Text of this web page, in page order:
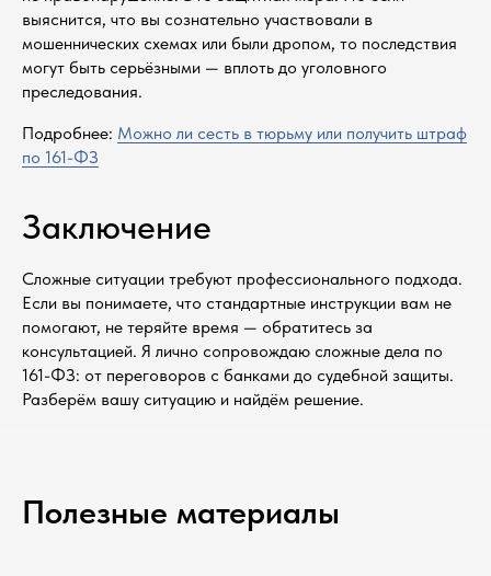
выяснится, что вы сознательно участвовали в
мошеннических схемах или были дропом, то последствия
могут быть серьёзными — вплоть до уголовного
преследования.
Подробнее: Можно ли сесть в тюрьму или получить штраф
по 161-ФЗ
Заключение
Сложные ситуации требуют профессионального подхода.
Если вы понимаете, что стандартные инструкции вам не
помогают, не теряйте время — обратитесь за
консультацией. Я лично сопровождаю сложные дела по
161-ФЗ: от переговоров с банками до судебной защиты.
Разберём вашу ситуацию и найдём решение.
Полезные материалы
Напишите мне в мессенджер
Согласен на обработку данных (Политика)